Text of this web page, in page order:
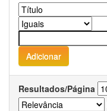
Resultados/Página